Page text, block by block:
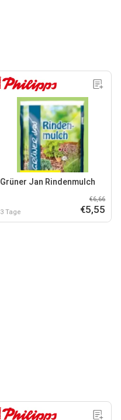
Grüner Jan Rindenmulch
3 Tage
€6,66
€5,55